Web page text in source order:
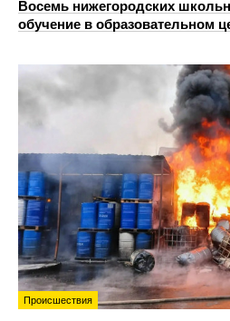
Восемь нижегородских
обучение в образовательном
Происшествия